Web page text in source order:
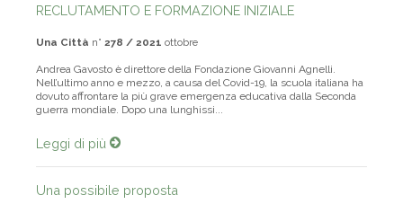
RECLUTAMENTO E FORMAZIONE INIZIALE
Una Città n° 278 / 2021 ottobre
Andrea Gavosto è direttore della Fondazione Giovanni Agnelli.
Nell’ultimo anno e mezzo, a causa del Covid-19, la scuola italiana ha
dovuto affrontare la più grave emergenza educativa dalla Seconda
guerra mondiale. Dopo una lunghissi...
Leggi di più
Una possibile proposta